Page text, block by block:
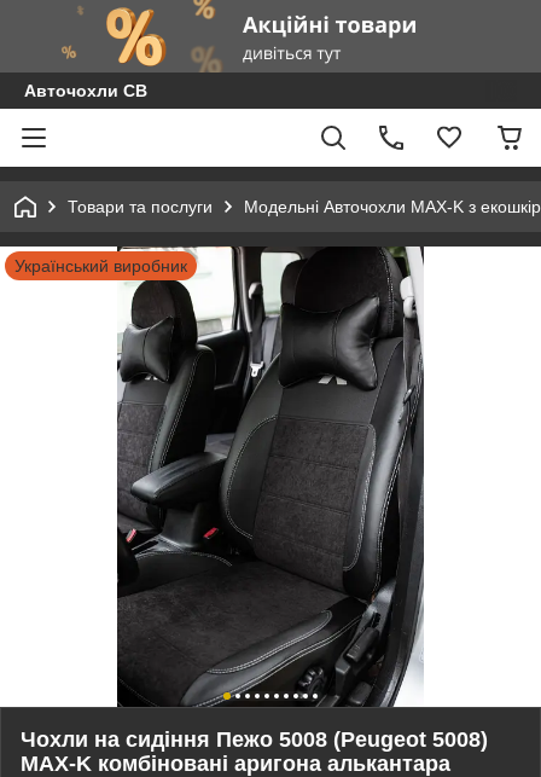
Авточохли СВ
Товари та послуги Модельні Авточохли MAX-K з
Український виробник
Чохли на сидіння Пежо 5008 (Peugeot 5008)
MAX-K комбіновані аригона алькантара